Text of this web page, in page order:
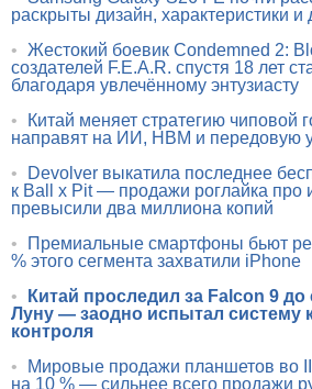
раскрыты дизайн, характеристики и
• Жестокий боевик Condemned 2:
создателей F.E.A.R. спустя 18 лет
благодаря увлечённому энтузиасту
•
Китай меняет стратегию
направят на ИИ, HBM и передовую
•
Devolver выкатила последнее
к Ball x Pit — продажи роглайка про
превысили два миллиона копий
•
Премиальные смартфоны бьют
% этого сегмента захватили iPhone
•
Китай проследил за Falcon 9 до
Луну — заодно испытал систему
контроля
•
Мировые продажи планшетов во II
на 10 % — сильнее всего продажи